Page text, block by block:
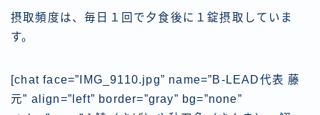
摂取頻度は、毎日１回で夕食後に１錠摂取 していま
す。
[chat face=”IMG_9110.jpg” name=”B-LEAD代表 藤
元” align=”left” border=”gray” bg=”none”